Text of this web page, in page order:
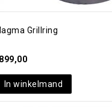
Grillring
899,00
In winkelmand